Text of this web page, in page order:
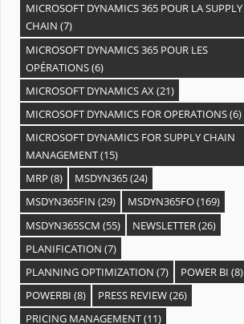
MICROSOFT DYNAMICS 365 POUR LA SUPPLY
CHAIN (7)
MICROSOFT DYNAMICS 365 POUR LES
OPÉRATIONS(6)
MICROSOFT DYNAMICS AX(21)
MICROSOFT DYNAMICS FOR OPERATIONS(6)
MICROSOFT DYNAMICS FOR SUPPLY CHAIN
MANAGEMENT(15)
MRP (8) MSDYN365(24)
MSDYN365FIN (29) MSDYN365FO(169)
MSDYN365SCM (55) NEWSLETTER(26)
PLANIFICATION (7)
PLANNING OPTIMIZATION (7) POWER BI (8)
POWERBI (8) PRESS REVIEW(26)
PRICING MANAGEMENT(11)